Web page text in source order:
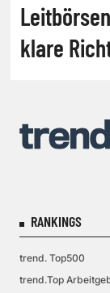
klare
RANKINGS
trend. Top500
trend.Top